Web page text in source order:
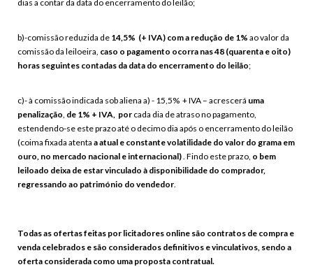
dias a contar da data do encerramento do leilão;
b)-comissão reduzida de 14,5% (+ IVA) com a redução de 1% ao valor da
comissão da leiloeira, caso o pagamento ocorra nas 48 (quarenta e oito)
horas seguintes contadas da data do encerramento do leilão;
c)- à comissão indicada sob aliena a) - 15,5% + IVA – acrescerá uma
penalização de 1% + IVA, por cada dia de atraso no pagamento
estendendo-se este prazo até o decimo dia após o encerramento do leilão
(coima fixada atenta a atual e constante volatilidade do valor do grama em
ouro, no mercado nacional e internacional) . Findo este prazo, o bem
leiloado deixa de estar vinculado à disponibilidade do comprador,
regressando ao património do vendedor
Todas as ofertas feitas por licitadores online são contratos de compra e
venda celebrados e são considerados definitivos e vinculativos, sendo a
oferta considerada como uma proposta contratual.